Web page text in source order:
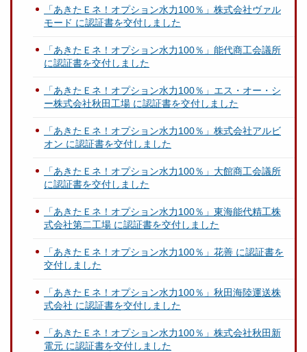
「あきたＥネ！オプション水力100％」株式会社ヴァル
モード に認証書を交付しました
「あきたＥネ！オプション水力100％」能代商工会議所
に認証書を交付しました
「あきたＥネ！オプション水力100％」エス・オー・シ
ー株式会社秋田工場 に認証書を交付しました
「あきたＥネ！オプション水力100％」株式会社アルビ
オン に認証書を交付しました
「あきたＥネ！オプション水力100％」大館商工会議所
に認証書を交付しました
「あきたＥネ！オプション水力100％」東海能代精工株
式会社第二工場 に認証書を交付しました
「あきたＥネ！オプション水力100％」花善 に認証書を
交付しました
「あきたＥネ！オプション水力100％」秋田海陸運送株
式会社 に認証書を交付しました
「あきたＥネ！オプション水力100％」株式会社秋田新
電元 に認証書を交付しました